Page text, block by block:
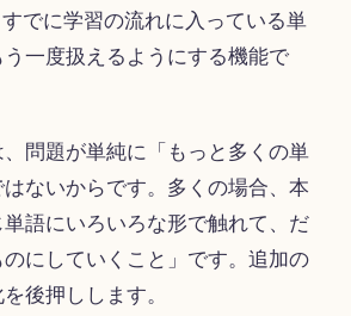
でに学習の流れに入っている単
一度扱えるようにする機能で
問題が単純に「もっと多くの単
ないからです。多くの場合、本
語にいろいろな形で触れて、だ
にしていくこと」です。追加の
後押しします。